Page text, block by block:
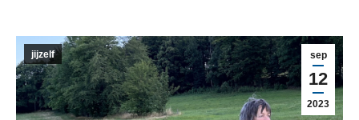
sep
12
2023
jijzelf